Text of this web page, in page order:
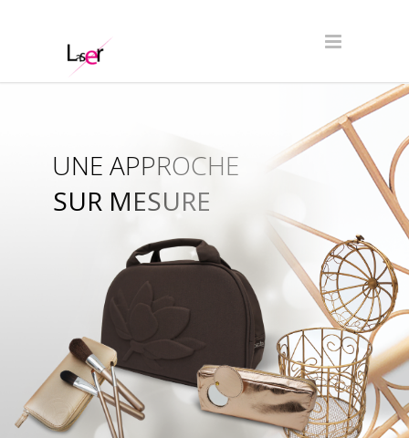
SUR MESURE
UNE APPROCHE